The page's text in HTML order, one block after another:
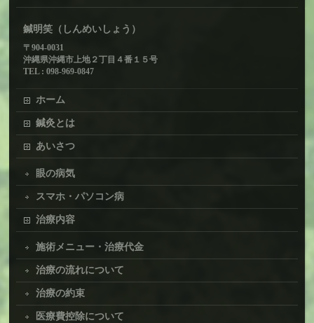
鍼明笑（しんめいしょう）
〒904-0031
沖縄県沖縄市上地２丁目４番１５号
TEL : 098-969-0847
ホーム
鍼灸とは
あいさつ
眼の病気
スマホ・パソコン病
治療内容
施術メニュー・治療代金
治療の流れについて
治療の約束
医療費控除について